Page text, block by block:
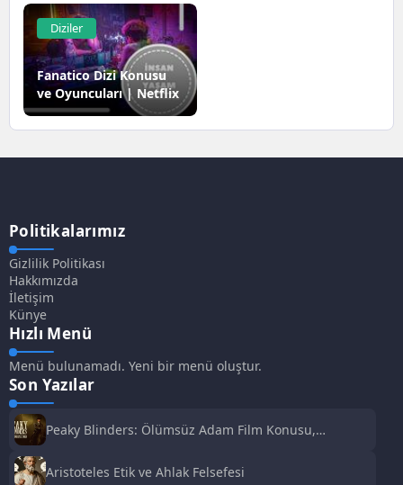
Diziler
Fanatico Dizi Konusu
ve Oyuncuları | Netflix
Politikalarımız
Gizlilik Politikası
Hakkımızda
İletişim
Künye
Hızlı Menü
Menü bulunamadı. Yeni bir menü oluştur.
Son Yazılar
Peaky Blinders: Ölümsüz Adam Film Konusu,
Aristoteles Etik ve Ahlak Felsefesi